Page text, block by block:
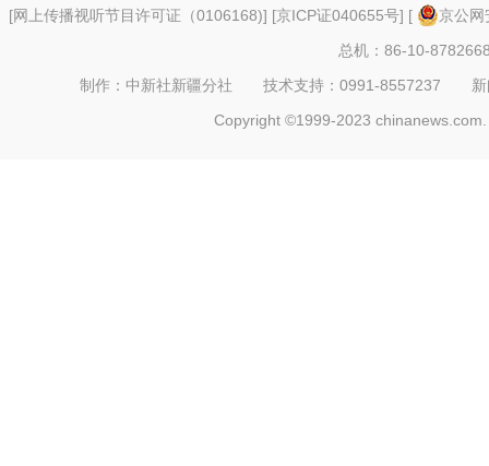
[网上传播视听节目许可证（0106168)] [京ICP证040655号] [
京公
总机：86-10-
制作：中新社新疆分社 技术支持：0991-8557237
Copyright ©1999-2023